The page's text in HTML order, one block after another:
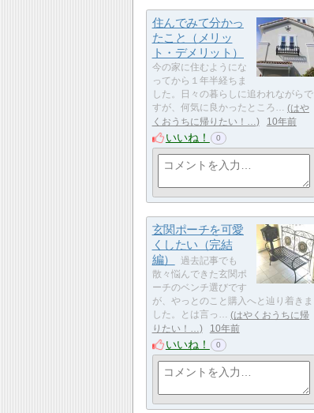
住んでみて分かっ
たこと（メリッ
ト・デメリット）
今の家に住むようにな
ってから１年半経ちま
した。日々の暮らしに追われながらで
すが、何気に良かったところ…
はや
くおうちに帰りたい！…
10年前
いいね！ 0
玄関ポーチを可愛
くしたい（完結
編）
過去記事でも
散々悩んできた玄関ポ
ーチのベンチ選びです
が、やっとのこと購入へと辿り着きま
した。とは言っ…
はやくおうちに帰
りたい！…
10年前
いいね！ 0